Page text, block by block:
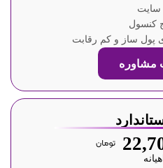
سایت
کنسول
پول ساز و کم رقابت
مشاوره